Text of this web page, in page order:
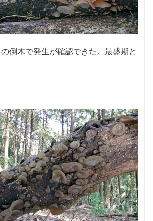
倒木で発生が確認できた。最盛期と